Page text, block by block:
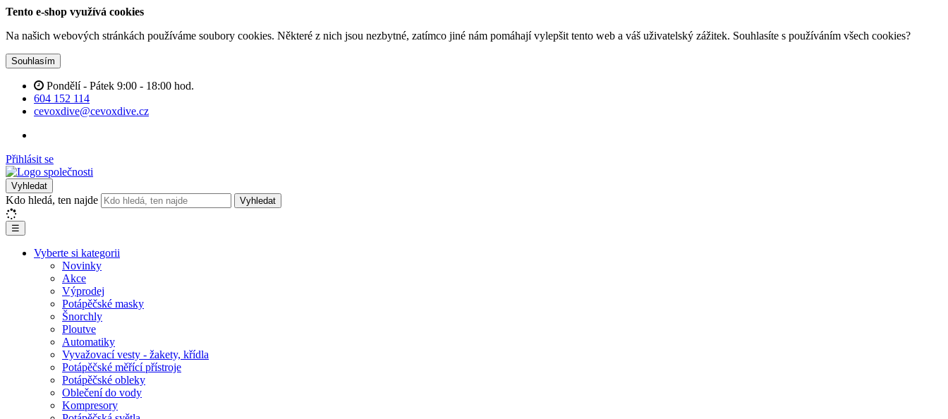
Tento e-shop využívá cookies
Na našich webových stránkách používáme soubory cookies. Některé z nich jsou nezbytné, zatímco jiné nám pomáhají vylepšit tento web a váš uživatelský zážitek. Souhlasíte s používáním všech cookies?
Souhlasím
Pondělí - Pátek 9:00 - 18:00 hod.
604 152 114
cevoxdive@cevoxdive.cz
Přihlásit se
Vyhledat
Kdo hledá, ten najde Vyhledat
☰
Vyberte si kategorii
Novinky
Akce
Výprodej
Potápěčské masky
Šnorchly
Ploutve
Automatiky
Vyvažovací vesty - žakety, křídla
Potápěčské měřící přístroje
Potápěčské obleky
Oblečení do vody
Kompresory